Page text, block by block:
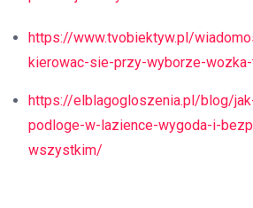
https://www.tvobiektyw.pl/
kierowac-sie-przy-wyborze-
https://elblagogloszenia.pl/blog/
podloge-w-lazience-wygoda-i-
wszystkim/